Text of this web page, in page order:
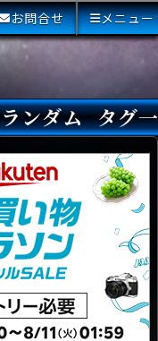
お問合せ メニュー
ランダム タグ
初心者におすすめ
クローズド・サー
本格ミステリ
青春ミステリ
学園ミステリ
日常の謎
SFミステリ
倒叙ミステリ
警察小説
映画化
ドラマ化
その他をもっとみ